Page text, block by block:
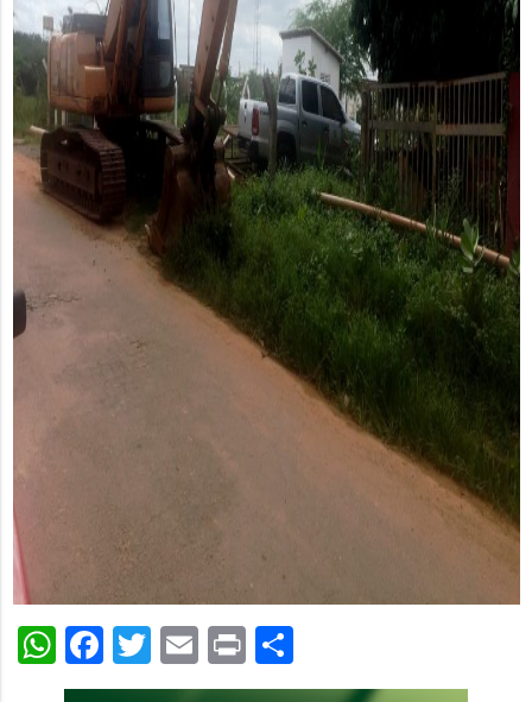
WhatsApp
Facebook
Twitter
Email
PrintShare